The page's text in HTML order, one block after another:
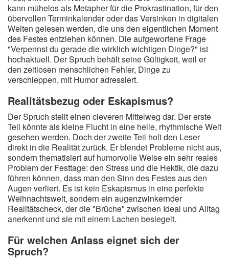
kann mühelos als Metapher für die Prokrastination, für den
übervollen Terminkalender oder das Versinken in digitalen
Welten gelesen werden, die uns den eigentlichen Moment
des Festes entziehen können. Die aufgeworfene Frage
"Verpennst du gerade die wirklich wichtigen Dinge?" ist
hochaktuell. Der Spruch behält seine Gültigkeit, weil er
den zeitlosen menschlichen Fehler, Dinge zu
verschleppen, mit Humor adressiert.
Realitätsbezug oder Eskapismus?
Der Spruch stellt einen cleveren Mittelweg dar. Der erste
Teil könnte als kleine Flucht in eine heile, rhythmische Welt
gesehen werden. Doch der zweite Teil holt den Leser
direkt in die Realität zurück. Er blendet Probleme nicht aus,
sondern thematisiert auf humorvolle Weise ein sehr reales
Problem der Festtage: den Stress und die Hektik, die dazu
führen können, dass man den Sinn des Festes aus den
Augen verliert. Es ist kein Eskapismus in eine perfekte
Weihnachtswelt, sondern ein augenzwinkernder
Realitätscheck, der die "Brüche" zwischen Ideal und Alltag
anerkennt und sie mit einem Lachen besiegelt.
Für welchen Anlass eignet sich der
Spruch?